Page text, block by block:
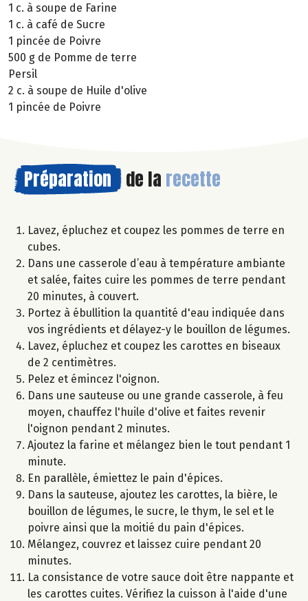
1 c. à soupe de Farine
1 c. à café de Sucre
1 pincée de Poivre
500 g de Pomme de terre
Persil
2 c. à soupe de Huile d'olive
1 pincée de Poivre
Préparation de la recette
Lavez, épluchez et coupez les pommes de terre en
cubes.
Dans une casserole d’eau à température ambiante
et salée, faites cuire les pommes de terre pendant
20 minutes, à couvert.
Portez à ébullition la quantité d'eau indiquée dans
vos ingrédients et délayez-y le bouillon de légumes.
Lavez, épluchez et coupez les carottes en biseaux
de 2 centimètres.
Pelez et émincez l'oignon.
Dans une sauteuse ou une grande casserole, à feu
moyen, chauffez l'huile d'olive et faites revenir
l'oignon pendant 2 minutes.
Ajoutez la farine et mélangez bien le tout pendant 1
minute.
En parallèle, émiettez le pain d'épices.
Dans la sauteuse, ajoutez les carottes, la bière, le
bouillon de légumes, le sucre, le thym, le sel et le
poivre ainsi que la moitié du pain d'épices.
Mélangez, couvrez et laissez cuire pendant 20
minutes.
La consistance de votre sauce doit être nappante et
les carottes cuites. Vérifiez la cuisson à l'aide d'une